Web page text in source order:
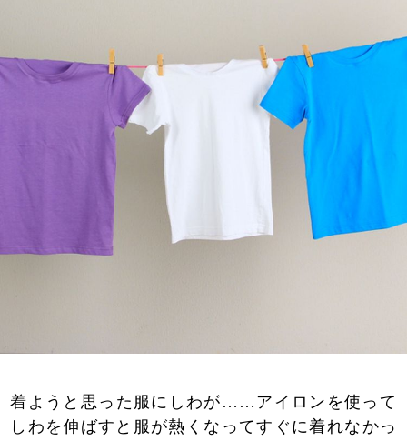
着ようと思った服にしわが……アイロンを使って
しわを伸ばすと服が熱くなってすぐに着れなかっ